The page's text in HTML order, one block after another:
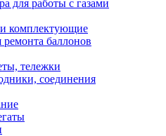
для работы с газами
комплектующие
баллонов
тележки
соединения